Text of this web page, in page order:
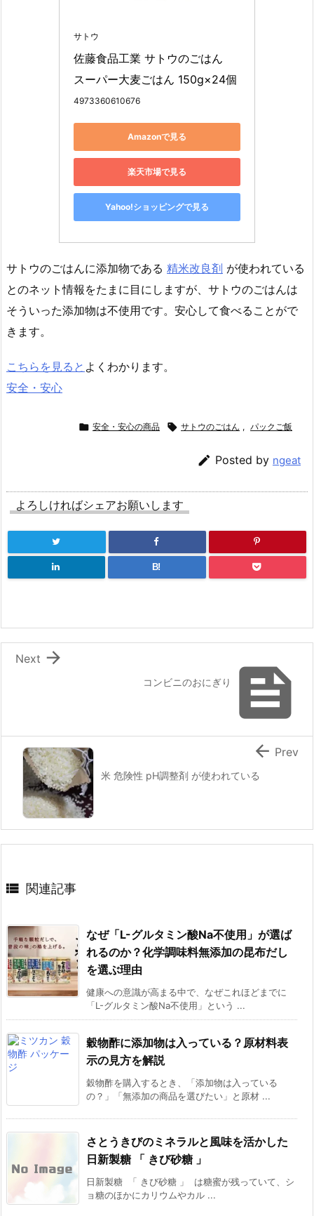
サトウ
佐藤食品工業 サトウのごはん
スーパー大麦ごはん 150g×24個
4973360610676
Amazonで見る
楽天市場で見る
Yahoo!ショッピングで見る
サトウのごはんに添加物である 精米改良剤 が使われている
とのネット情報をたまに目にしますが、サトウのごはんは
そういった添加物は不使用です。安心して食べることがで
きます。
こちらを見ると よくわかります。
安全・安心
 安全・安心の商品  サトウのごはん , パックご飯
 Posted by ngeat
よろしければシェアお願いします
B!

コンビニのおにぎり

Next
米 危険性 pH調整剤 が使われている
 Prev
 関連記事
なぜ「L-グルタミン酸Na不使用」が選ば
れるのか？化学調味料無添加の昆布だし
を選ぶ理由
健康への意識が高まる中で、なぜこれほどまでに
「L-グルタミン酸Na不使用」という ...
穀物酢に添加物は入っている？原材料表
示の見方を解説
穀物酢を購入するとき、「添加物は入っている
の？」「無添加の商品を選びたい」と原材 ...
さとうきびのミネラルと風味を活かした
日新製糖 「 きび砂糖 」
日新製糖 「 きび砂糖 」 は糖蜜が残っていて、シ
ョ糖のほかにカリウムやカル ...